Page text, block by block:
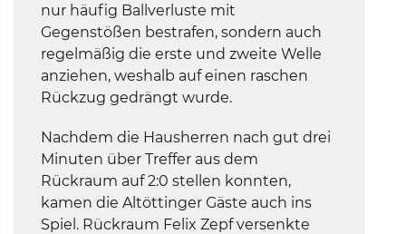
nur häufig Ballverluste mit
Gegenstößen bestrafen, sondern auch
regelmäßig die erste und zweite Welle
anziehen, weshalb auf einen raschen
Rückzug gedrängt wurde.
Nachdem die Hausherren nach gut drei
Minuten über Treffer aus dem
Rückraum auf 2:0 stellen konnten,
kamen die Altöttinger Gäste auch ins
Spiel. Rückraum Felix Zepf versenkte